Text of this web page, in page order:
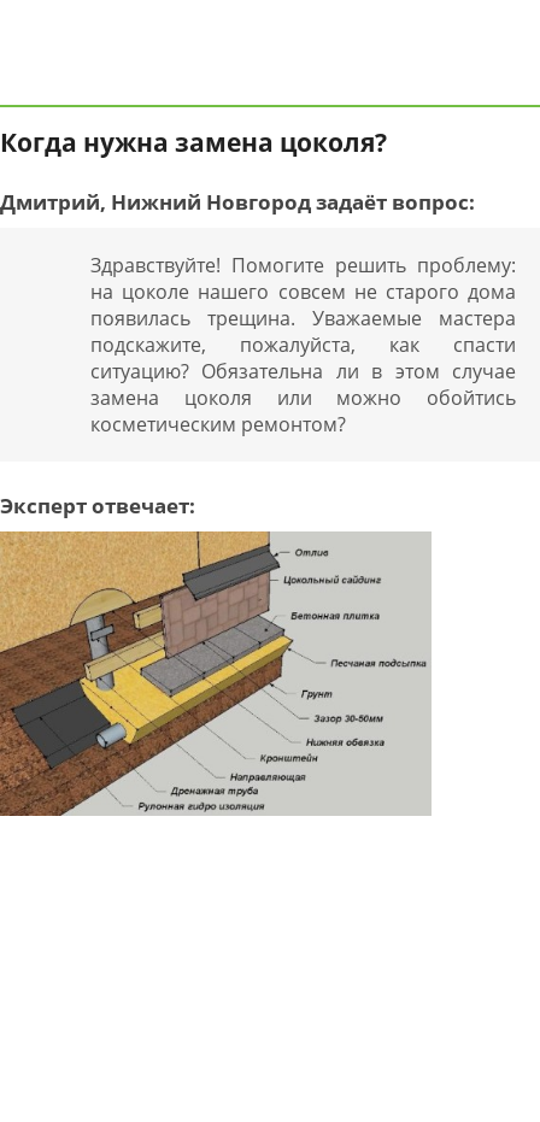
Когда нужна замена цоколя?
Дмитрий, Нижний Новгород задаёт вопрос:
Здравствуйте! Помогите решить проблему:
на цоколе нашего совсем не старого дома
появилась трещина. Уважаемые мастера
подскажите, пожалуйста, как спасти
ситуацию? Обязательна ли в этом случае
замена цоколя или можно обойтись
косметическим ремонтом?
Эксперт отвечает: